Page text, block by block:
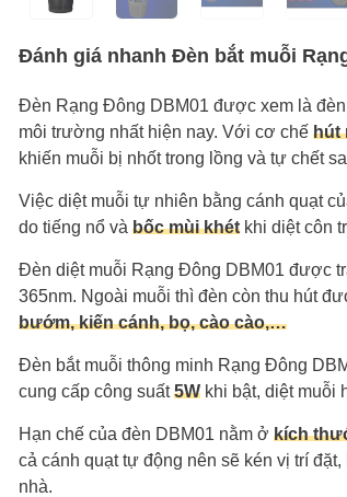
Đánh giá nhanh Đèn bắt muỗi
Đèn Rạng Đông DBM01 được xem là
môi trường nhất hiện nay. Với cơ chế hút
khiến muỗi bị nhốt trong lồng và tự chết
Việc diệt muỗi tự nhiên bằng cánh quạt
do tiếng nổ và bốc mùi khét khi diệt côn
Đèn diệt muỗi Rạng Đông DBM01 được
365nm. Ngoài muỗi thì đèn còn thu hút
bướm, kiến cánh, bọ, cào cào,…
Đèn bắt muỗi thông minh Rạng Đông
cung cấp công suất5W khi bật, diệt muỗi
Hạn chế của đèn DBM01 nằm ở kích
cả cánh quạt tự động nên sẽ kén vị trí
nhà.